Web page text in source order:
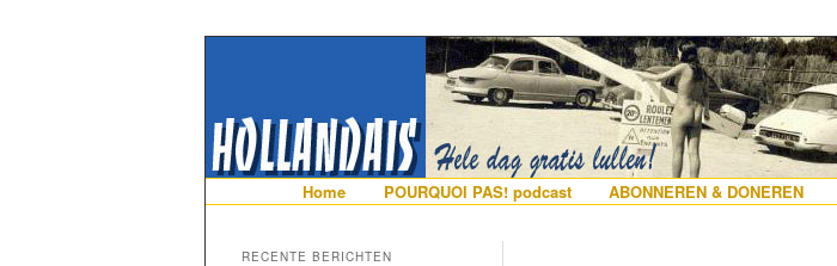
Hollandais en France
De gezelligste website voor Nederlanders die iets met Frankrijk hebben
Spring naar de primaire inhoud
Spring naar de secundaire inhoud
Home POURQUOI PAS! podcast ABONNEREN & DONEREN
RECENTE BERICHTEN